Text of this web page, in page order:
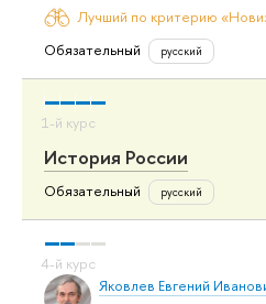
Лучший по критерию
Обязательный
русский
История России
Обязательный русский
Яковлев Евгений